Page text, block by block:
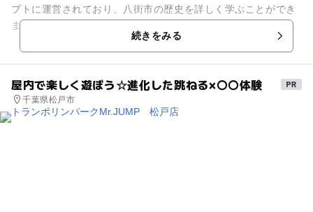
プトに運営されており、八街市の歴史を詳しく学ぶことができ
ます。宮前古墳で発見された直刀・江戸時代に使われていた民
具・古文書など様々な歴史資...続きをみる
屋内で楽しく遊ぼう☆進化した跳ねる×〇〇体験
千葉県松戸市